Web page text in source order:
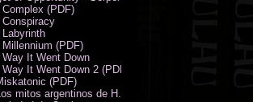
(PDF)
Conspiracy
Labyrinth
(PDF)
It Went Down
It Went Down 2 (PDF)
(PDF)
mitos argentinos de H.P. Lovecraft